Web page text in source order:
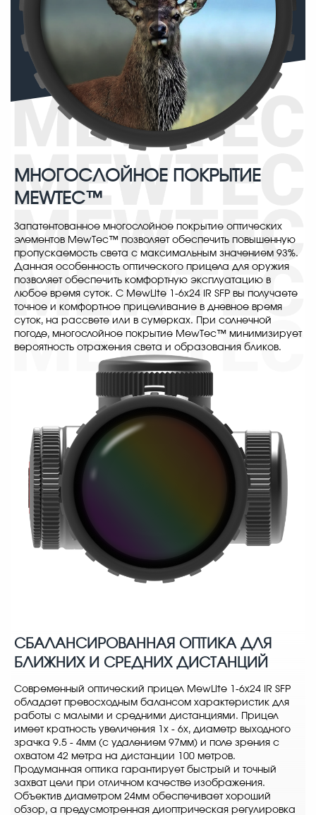
МНОГОСЛОЙНОЕ ПОКРЫТИЕ
MEWTEC™
Запатентованное многослойное покрытие оптических
элементов MewTec™ позволяет обеспечить повышенную
пропускаемость света с максимальным значением 93%.
Данная особенность оптического прицела для оружия
позволяет обеспечить комфортную эксплуатацию в
любое время суток. С MewLite 1-6x24 IR SFP вы получаете
точное и комфортное прицеливание в дневное время
суток, на рассвете или в сумерках. При солнечной
погоде, многослойное покрытие MewTec™ минимизирует
вероятность отражения света и образования бликов.
СБАЛАНСИРОВАННАЯ ОПТИКА ДЛЯ
БЛИЖНИХ И СРЕДНИХ ДИСТАНЦИЙ
Современный оптический прицел MewLite 1-6x24 IR SFP
обладает превосходным балансом характеристик для
работы с малыми и средними дистанциями. Прицел
имеет кратность увеличения 1х - 6х, диаметр выходного
зрачка 9.5 - 4мм (с удалением 97мм) и поле зрения с
охватом 42 метра на дистанции 100 метров.
Продуманная оптика гарантирует быстрый и точный
захват цели при отличном качестве изображения.
Объектив диаметром 24мм обеспечивает хороший
обзор, а предусмотренная диоптрическая регулировка